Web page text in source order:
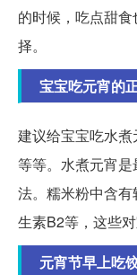
的时候，吃点甜
择。
宝宝吃元宵的
建议给宝宝吃水
等等。水煮元宵
法。糯米粉中含
生素B2等，这些
元宵节早上吃